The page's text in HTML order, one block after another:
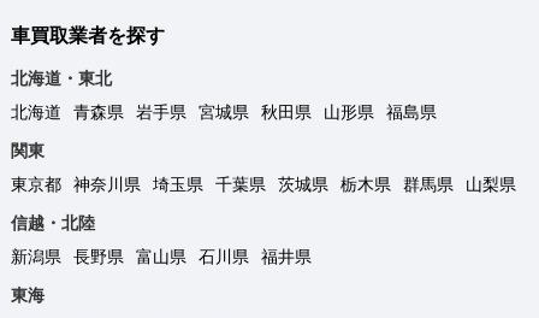
車買取業者を探す
北海道・東北
北海道
青森県 岩手県 宮城県 秋田県 山形県
福島県
関東
東京都
神奈川県 埼玉県 千葉県 茨城県 栃木県 群馬県
山梨県
信越・北陸
新潟県
長野県 富山県 石川県
福井県
東海